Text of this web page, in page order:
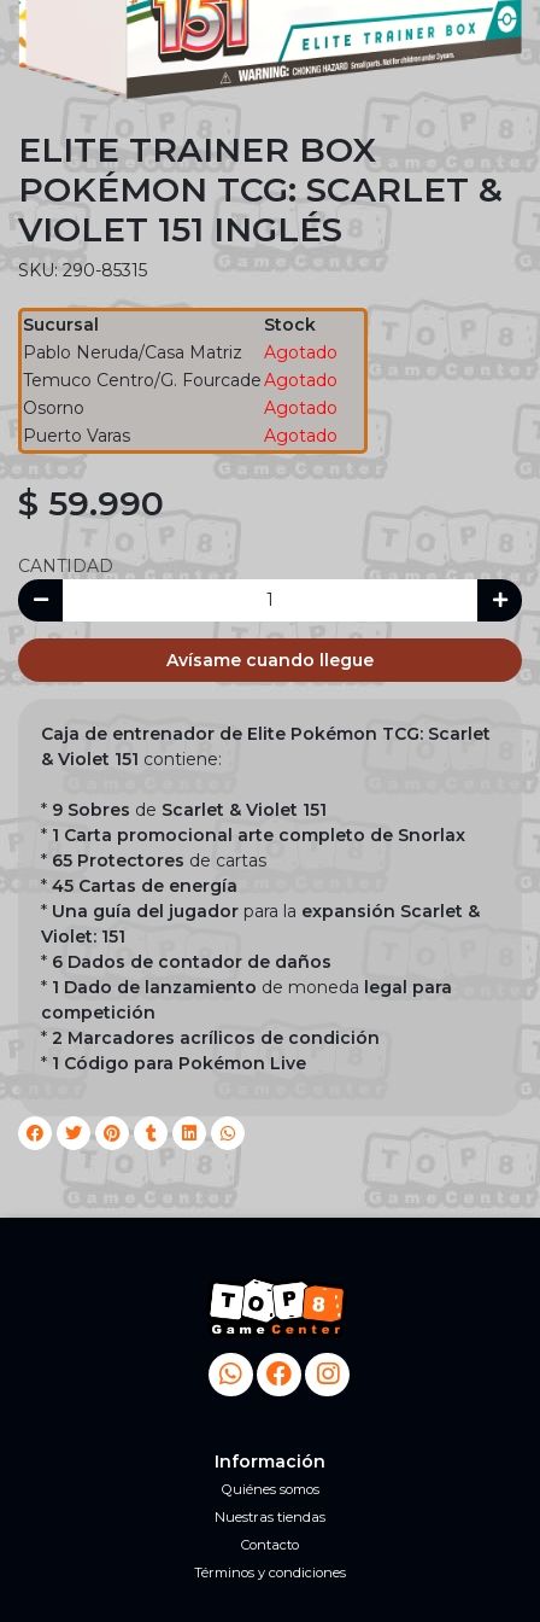
ELITE TRAINER BOX
POKÉMON TCG: SCARLET &
VIOLET 151 INGLÉS
SKU: 290-85315
Sucursal
Stock
Pablo Neruda/Casa Matriz
Agotado
Temuco Centro/G. FourcadeAgotado
Osorno
Agotado
Puerto Varas
Agotado
$ 59.990
CANTIDAD
Avísame cuando llegue
Caja de entrenador de Elite Pokémon TCG: Scarlet
& Violet 151 contiene:
* 9 Sobres de Scarlet & Violet 151
* 1 Carta promocional arte completo de Snorlax
* 65 Protectores de cartas
* 45 Cartas de energía
* Una guía del jugador para la expansión Scarlet &
Violet: 151
* 6 Dados de contador de daños
* 1 Dado de lanzamiento de moneda legal para
competición
* 2 Marcadores acrílicos de condición
* 1 Código para Pokémon Live
Información
Quiénes somos
Nuestras tiendas
Contacto
Términos y condiciones